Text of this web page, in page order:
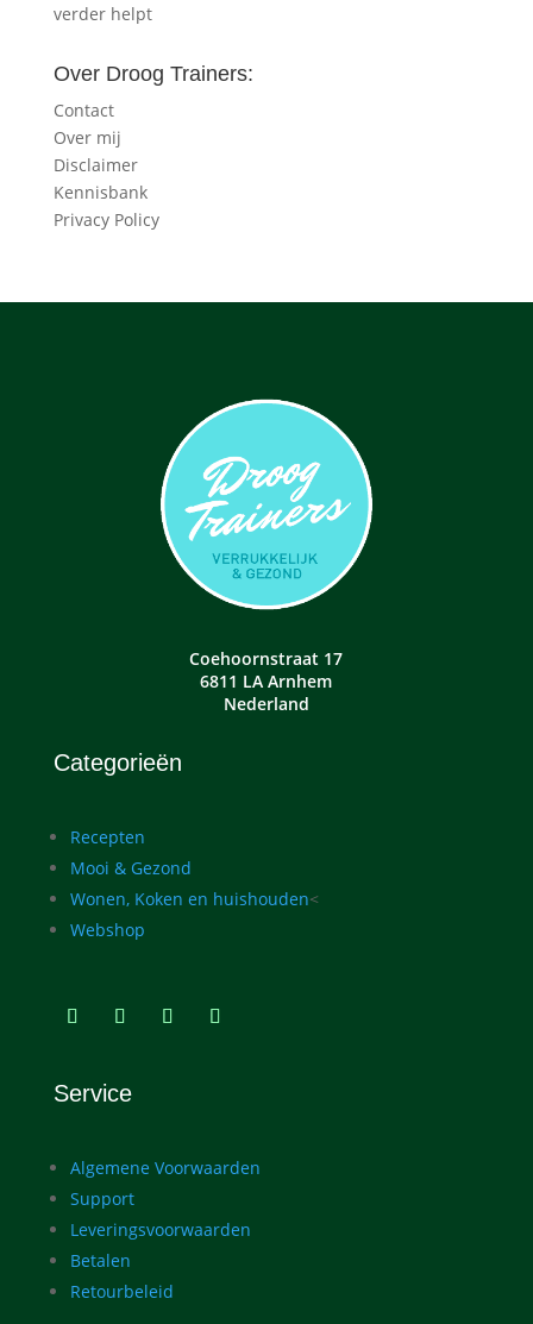
verder helpt
Over Droog Trainers:
Contact
Over mij
Disclaimer
Kennisbank
Privacy Policy
Coehoornstraat 17
6811 LA Arnhem
Nederland
Categorieën
Recepten
Mooi & Gezond
Wonen, Koken en huishouden<
Webshop
Service
Algemene Voorwaarden
Support
Leveringsvoorwaarden
Betalen
Retourbeleid